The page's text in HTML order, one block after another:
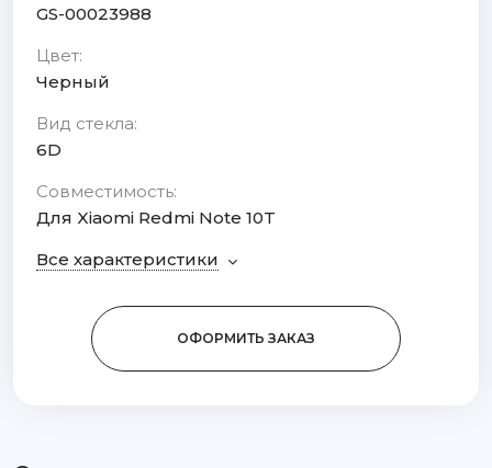
GS-00023988
Цвет:
Черный
Вид стекла:
6D
Совместимость:
Для Xiaomi Redmi Note 10T
Все характеристики
ОФОРМИТЬ ЗАКАЗ